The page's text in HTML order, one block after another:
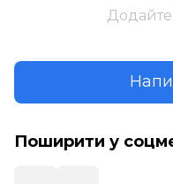
Поширити у